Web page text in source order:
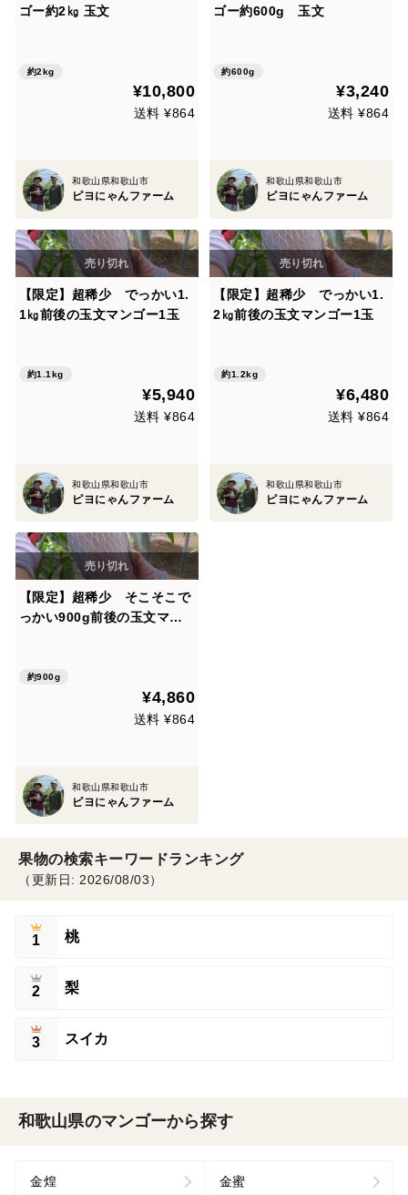
ゴー約2㎏ 玉文
約2kg
¥10,800
送料 ¥864
和歌山県和歌山市
ピヨにゃんファーム
ゴー約600g 玉文
約600g
¥3,240
送料 ¥864
和歌山県和歌山市
ピヨにゃんファーム
【限定】超稀少 でっかい1.
1㎏前後の玉文マンゴー1玉
約1.1kg
¥5,940
送料 ¥864
和歌山県和歌山市
ピヨにゃんファーム
【限定】超稀少 でっかい1.
2㎏前後の玉文マンゴー1玉
約1.2kg
¥6,480
送料 ¥864
和歌山県和歌山市
ピヨにゃんファーム
【限定】超稀少 そこそこで
っかい900g前後の玉文マン
約900g
¥4,860
送料 ¥864
和歌山県和歌山市
ピヨにゃんファーム
果物の検索キーワードランキング
（更新日: 2026/08/03）
1 桃
2 梨
3 スイカ
和歌山県のマンゴーから探す
金煌 金蜜